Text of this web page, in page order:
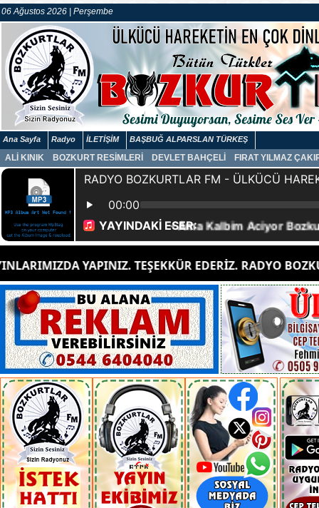
06 Ağustos 2026 | Perşembe
Ana Sayfa Radyo İLETİŞİM BAŞBUĞ ALPARSLAN TÜRKEŞ
ALİ KINIK BOZKURT RESİMLERİ DEVLET BAHÇELİ FIRAT YILMAZ